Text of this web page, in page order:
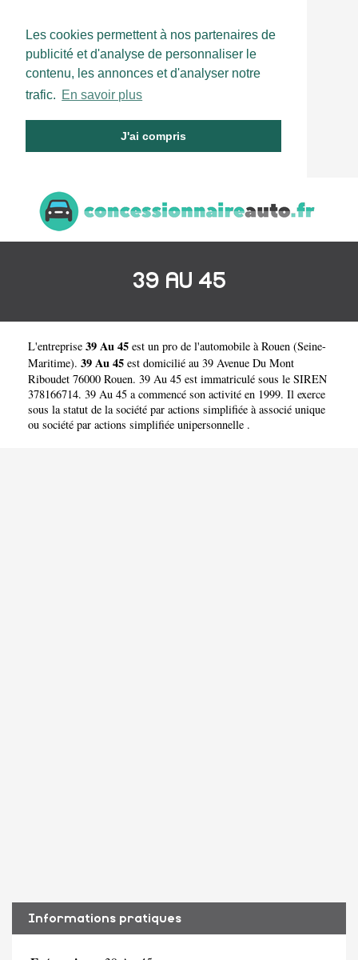
Les cookies permettent à nos partenaires de
publicité et d'analyse de personnaliser le
contenu, les annonces et d'analyser notre
trafic. En savoir plus
J'ai compris
39 AU 45
L'entreprise 39 Au 45 est un pro de l'automobile à Rouen (Seine-
Maritime). 39 Au 45 est domicilié au 39 Avenue Du Mont
Riboudet 76000 Rouen. 39 Au 45 est immatriculé sous le SIREN
378166714. 39 Au 45 a commencé son activité en 1999. Il exerce
sous la statut de la société par actions simplifiée à associé unique
ou société par actions simplifiée unipersonnelle .
Informations pratiques